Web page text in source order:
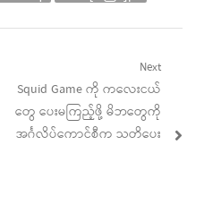
Next
Next
post:
Squid Game ကို ကလေးငယ်
တွေ ပေးမကြည့်ဖို့ မိဘတွေကို
အင်္ဂလိပ်ကောင်စီက သတိပေး